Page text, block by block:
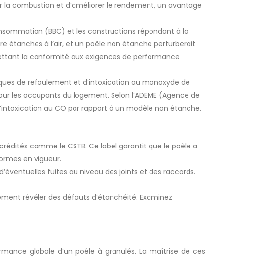
la combustion et d’améliorer le rendement, un avantage
(BBC) et les constructions répondant à la
étanches à l’air, et un poêle non étanche perturberait
la conformité aux exigences de performance
de refoulement et d’intoxication au monoxyde de
occupants du logement. Selon l’ADEME (Agence de
au CO par rapport à un modèle non étanche.
comme le CSTB. Ce label garantit que le poêle a
en vigueur.
fuites au niveau des joints et des raccords.
révéler des défauts d’étanchéité. Examinez
globale d’un poêle à granulés. La maîtrise de ces